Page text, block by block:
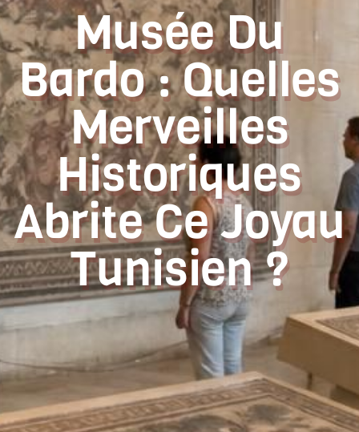
Musée Du
Bardo : Quelles
Merveilles
Historiques
Abrite Ce Joyau
Tunisien ?